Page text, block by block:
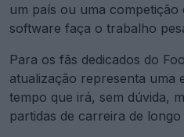
um país ou uma
software faça o trabalho
Para os fãs dedicados do
atualização representa uma
tempo que irá, sem dúvida,
partidas de carreira de